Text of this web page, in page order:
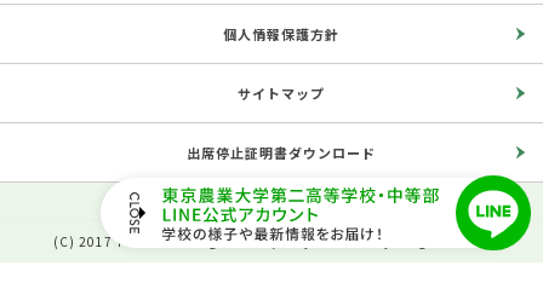
個人情報保護方針
サイトマップ
出席停止証明書ダウンロード
(C) 2017 The Second High School, Tokyo University of Agriculture.